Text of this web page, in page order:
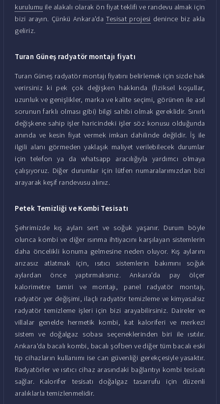
kurulumu ile alakalı olarak ön fiyat teklifi ve randevu almak için
bizi arayın. Çünkü Ankara'daTesisat projesi denince biz akla
geliriz.
Turan Güneş radyatör montajı fiyatı
Turan Güneş radyatör montajı fiyatını belirlemek için sizde hak
verirsiniz ki pek çok değişken hakkında (fiziksel koşullar,
uzunluk ve genişlikler, marka ve kalite seçimi, görünen ile asıl
sorunun farklı olması gibi) bilgi sahibi olmak gereklidir. Sınırlı
değişkene sahip işler haricindeki işler söz konusu olduğunda
anında ve kesin fiyat vermek imkan dahilinde değildir. İş ile
ilgili alanı görmeden yaklaşık maliyet verilebilecek durumlar
için telefon ya da whatsapp aracılığıyla yardımcı olmaya
çalışıyoruz. Diğer durumlar için lütfen numaralarımızdan bizi
arayarak keşif randevusu alınız.
Petek Temizliği ve Kombi Tesisatı
Şehrimizde kış ayları sert ve soğuk yaşanır. Durum böyle
olunca kombi ve diğer ısınma ihtiyacını karşılayan sistemlerin
daha öncelikli konuma gelmesine neden oluyor. Kış aylarını
arızasız atlatmak için, ısıtıcı sistemlerin bakımını soğuk
aylardan önce yaptırmalısınız. Ankara'da pay ölçer
kalorimetre tamiri ve montajı, panel radyatör montajı,
radyatör yer değişimi, ilaçlı radyatör temizleme ve kimyasalsız
radyatör temizleme işleri için bizi arayabilirsiniz. Daireler ve
villalar genelde hermetik kombi, kat kaloriferi ve merkezi
sistem ve doğalgaz sobası seçeneklerinden biri ile ısıtılır.
Ankara'da bacalı kombi, bacalı şofben ve diğer tüm bacalı eski
tip cihazların kullanımı ise can güvenliği gerekçesiyle yasaktır.
Radyatörler ve ısıtıcı cihaz arasındaki bağlantıyı kombi tesisatı
sağlar. Kalorifer tesisatı doğalgaz tasarrufu için düzenli
aralıklarla temizlenmelidir.